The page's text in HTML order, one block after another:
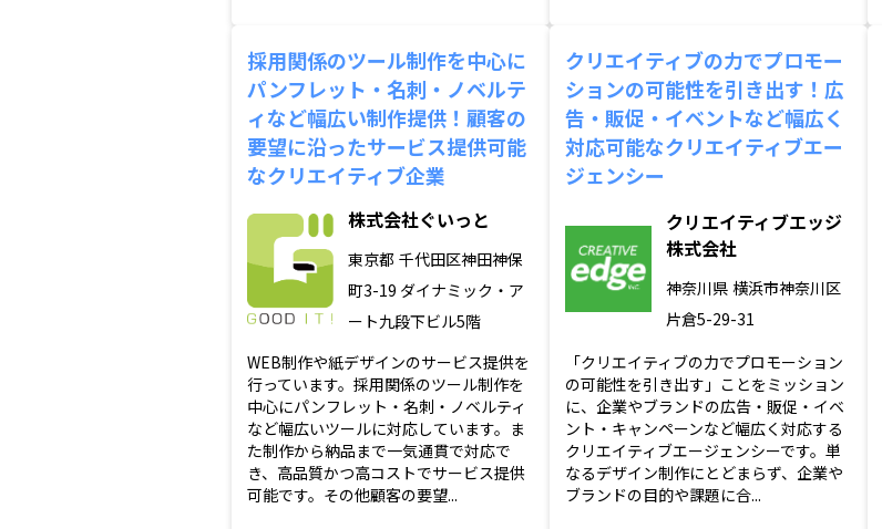
採用関係のツール制作を中心に
パンフレット・名刺・ノベルテ
ィなど幅広い制作提供！顧客の
要望に沿ったサービス提供可能
なクリエイティブ企業
株式会社ぐいっと
東京都 千代田区神田神保
町3-19 ダイナミック・ア
ート九段下ビル5階
WEB制作や紙デザインのサービス提供を
行っています。採用関係のツール制作を
中心にパンフレット・名刺・ノベルティ
など幅広いツールに対応しています。ま
た制作から納品まで一気通貫で対応で
き、高品質かつ高コストでサービス提供
可能です。その他顧客の要望...
クリエイティブの力でプロモー
ションの可能性を引き出す！広
告・販促・イベントなど幅広く
対応可能なクリエイティブエー
ジェンシー
クリエイティブエッジ
株式会社
神奈川県 横浜市神奈川区
片倉5-29-31
「クリエイティブの力でプロモーション
の可能性を引き出す」ことをミッション
に、企業やブランドの広告・販促・イベ
ント・キャンペーンなど幅広く対応する
クリエイティブエージェンシーです。単
なるデザイン制作にとどまらず、企業や
ブランドの目的や課題に合...